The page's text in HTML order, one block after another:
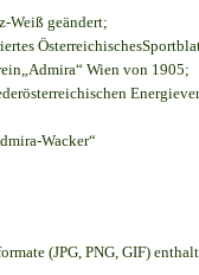
Weiß geändert;
Wien von 1905;
Wacker“
(JPG, PNG, GIF)